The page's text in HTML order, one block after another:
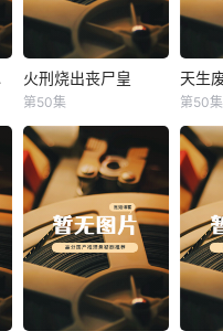
话 火刑烧出丧尸皇
火刑烧出丧尸皇
第50集 第50集